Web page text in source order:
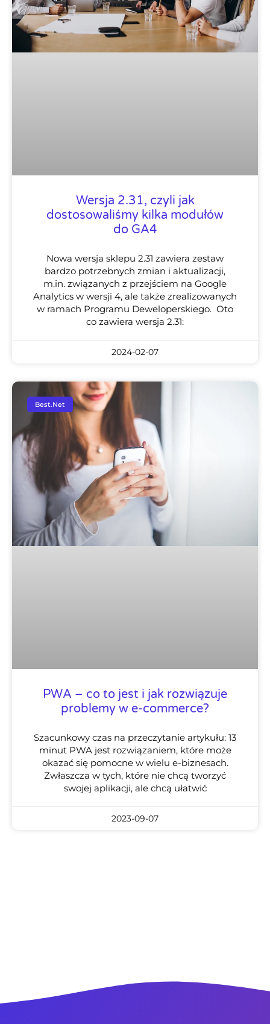
Wersja 2.31, czyli jak
dostosowaliśmy kilka modułów
do GA4
Nowa wersja sklepu 2.31 zawiera zestaw
bardzo potrzebnych zmian i aktualizacji,
m.in. związanych z przejściem na Google
Analytics w wersji 4, ale także zrealizowanych
w ramach Programu Deweloperskiego. Oto
co zawiera wersja 2.31:
2024-02-07
Best.Net
PWA – co to jest i jak rozwiązuje
problemy w e-commerce?
Szacunkowy czas na przeczytanie artykułu: 13
minut PWA jest rozwiązaniem, które może
okazać się pomocne w wielu e-biznesach.
Zwłaszcza w tych, które nie chcą tworzyć
swojej aplikacji, ale chcą ułatwić
2023-09-07